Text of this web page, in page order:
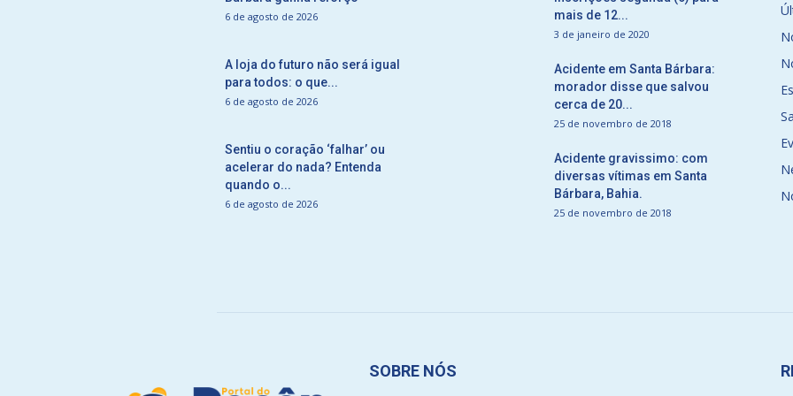
6 de agosto de 2026
A loja do futuro não será igual
para todos: o que...
6 de agosto de 2026
Sentiu o coração ‘falhar’ ou
acelerar do nada? Entenda
quando o...
6 de agosto de 2026
mais de 12...
3 de janeiro de 2020
Acidente em Santa Bárbara:
morador disse que salvou
cerca de 20...
25 de novembro de 2018
Acidente gravissimo: com
diversas vítimas em Santa
Bárbara, Bahia.
25 de novembro de 2018
SOBRE NÓS